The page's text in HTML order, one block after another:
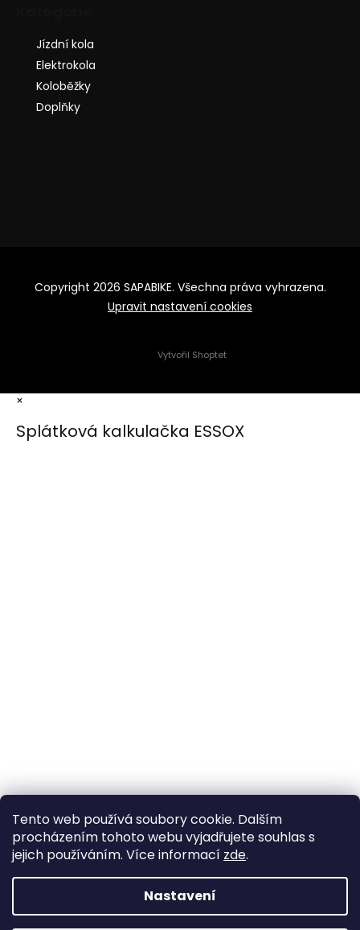
Tento web používá soubory cookie. Dalším
procházením tohoto webu vyjadřujete souhlas s
jejich používáním. Více informací zde.
Nastavení
Jízdní kola
Elektrokola
Koloběžky
Doplňky
Vytvořil Shoptet
Copyright 2026 SAPABIKE. Všechna práva vyhrazena.
Upravit nastavení cookies
×
Splátková kalkulačka ESSOX